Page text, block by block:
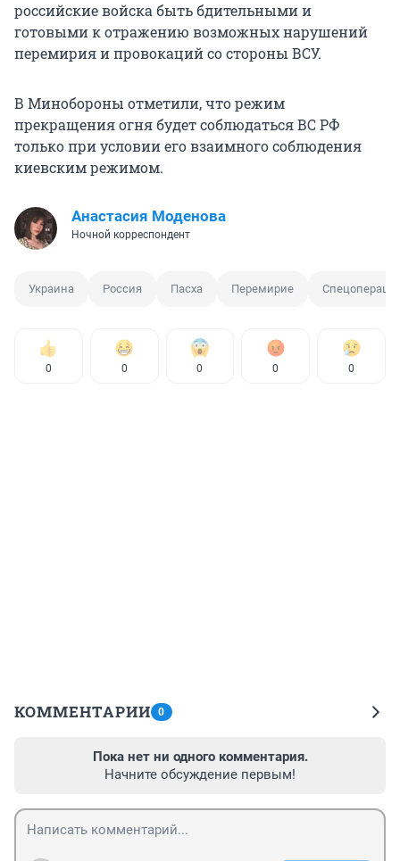
российские войска быть бдительными и
готовыми к отражению возможных нарушений
перемирия и провокаций со стороны ВСУ.
В Минобороны отметили, что режим
прекращения огня будет соблюдаться ВС РФ
только при условии его взаимного соблюдения
киевским режимом.
Анастасия Моденова
Ночной корреспондент
Украина Россия Пасха Перемирие
0 0 0 0 0
КОММЕНТАРИИ 0
Пока нет ни одного комментария.
Начните обсуждение первым!